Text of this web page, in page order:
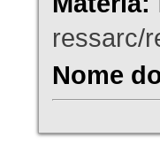
ressarc/
Nome